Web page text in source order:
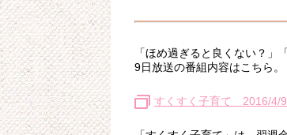
「ほめ過ぎると良くない？
9日放送の番組内容はこちら。
すくすく子育て 2016/4/